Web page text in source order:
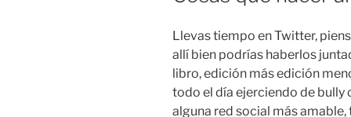
Llevas tiempo en Twitter,
allí bien podrías haberlos
libro, edición más edición
todo el día ejerciendo de bully
alguna red social más amable,